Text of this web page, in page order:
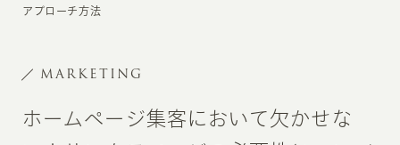
アプローチ方法
MARKETING
ホームページ集客において欠かせな